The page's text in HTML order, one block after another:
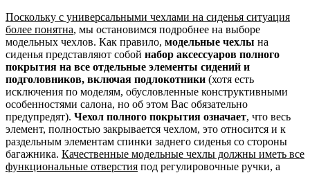
Поскольку с универсальными чехлами на сиденья ситуация
более понятна, мы остановимся подробнее на выборе
модельных чехлов. Как правило, модельные чехлы на
сиденья представляют собой набор аксессуаров полного
покрытия на все отдельные элементы сидений и
подголовников, включая подлокотники (хотя есть
исключения по моделям, обусловленные конструктивными
особенностями салона, но об этом Вас обязательно
предупредят). Чехол полного покрытия означает, что весь
элемент, полностью закрывается чехлом, это относится и к
раздельным элементам спинки заднего сиденья со стороны
багажника. Качественные модельные чехлы должны иметь все
функциональные отверстия под регулировочные ручки, а